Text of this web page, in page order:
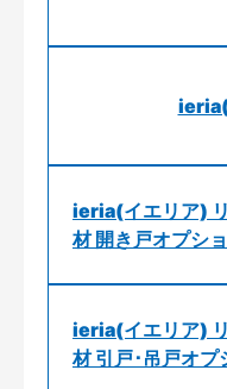
ieria(イエリア)
材 開き戸オプシ
ieria(イエリア)
材 引戸･吊戸オプ